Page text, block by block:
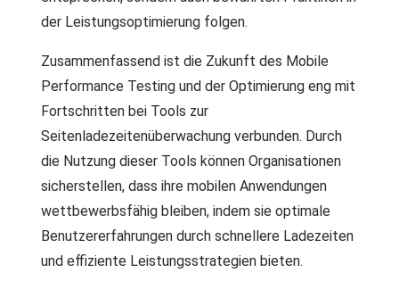
der Leistungsoptimierung folgen.
Zusammenfassend ist die Zukunft des Mobile
Performance Testing und der Optimierung eng mit
Fortschritten bei Tools zur
Seitenladezeitenüberwachung verbunden. Durch
die Nutzung dieser Tools können Organisationen
sicherstellen, dass ihre mobilen Anwendungen
wettbewerbsfähig bleiben, indem sie optimale
Benutzererfahrungen durch schnellere Ladezeiten
und effiziente Leistungsstrategien bieten.